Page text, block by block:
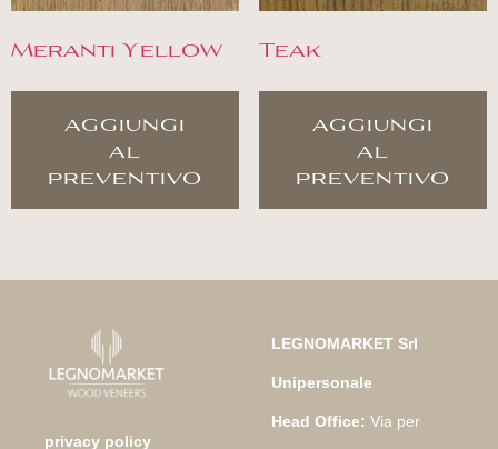
Meranti Yellow
aggiungi
al
preventivo
Teak
aggiungi
al
preventivo
privacy policy
LEGNOMARKET Srl
Unipersonale
Head Office: Via per